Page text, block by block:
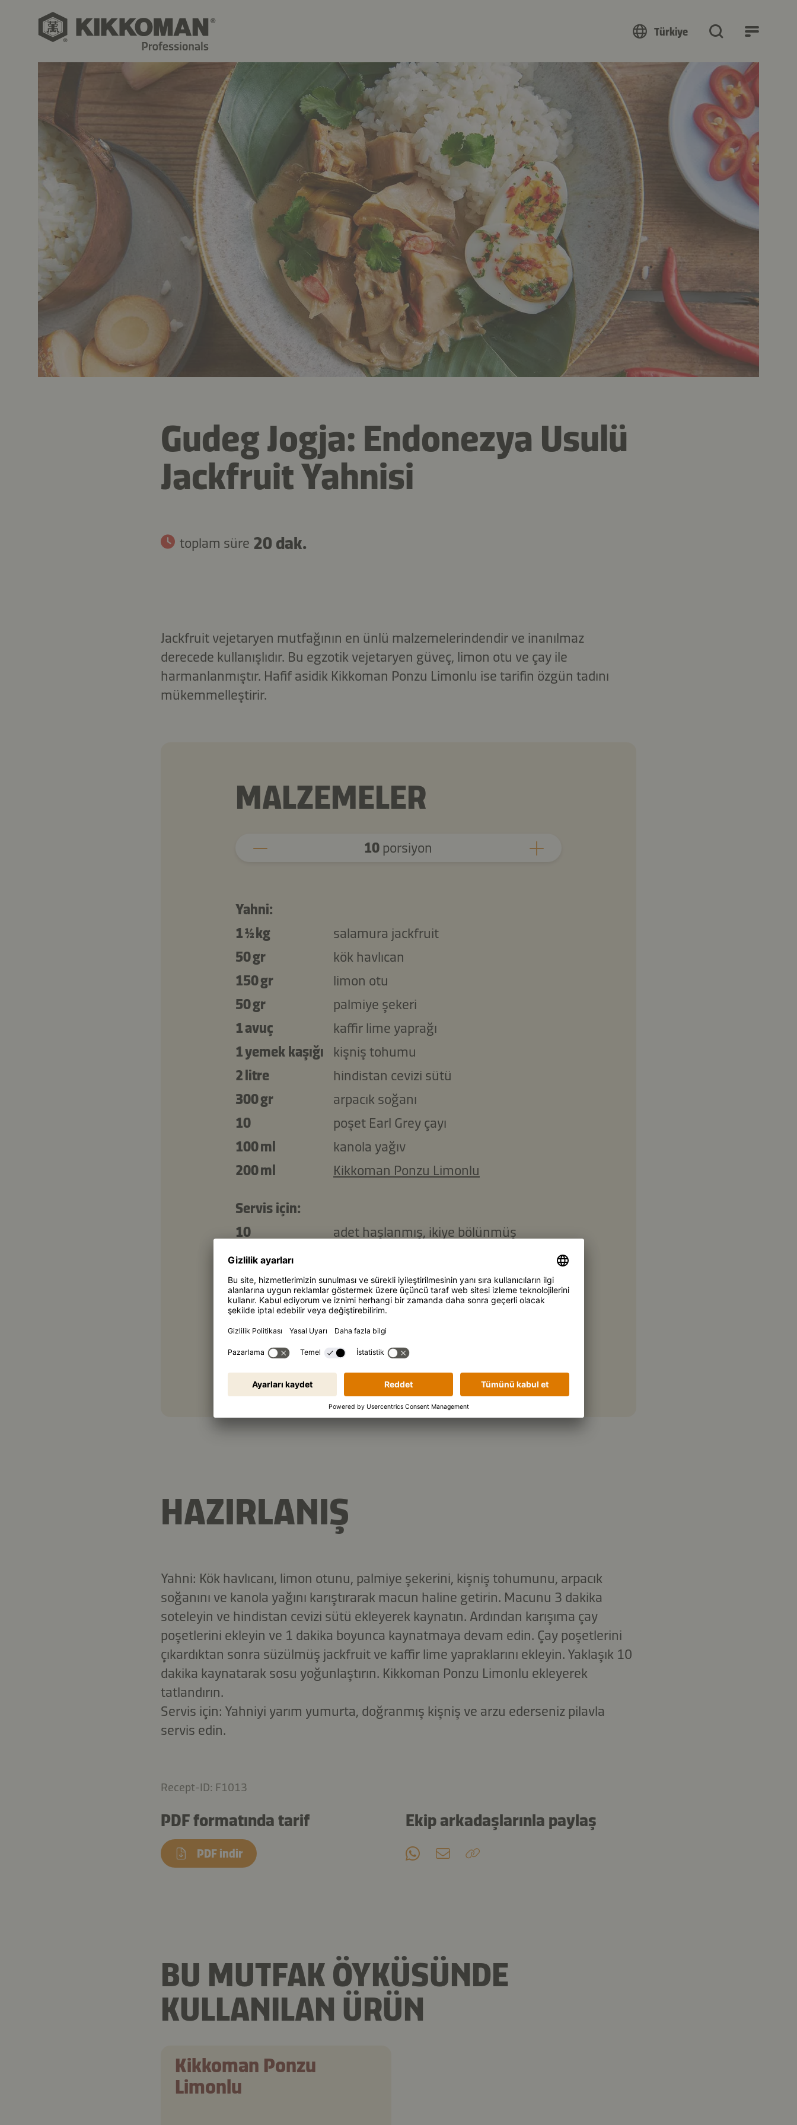
Türkiye
Gudeg Jogja: Endonezya Usulü
Jackfruit Yahnisi
toplam süre 20 dak.
Jackfruit vejetaryen mutfağının en ünlü malzemelerindendir ve inanılmaz
derecede kullanışlıdır. Bu egzotik vejetaryen güveç, limon otu ve çay ile
harmanlanmıştır. Hafif asidik Kikkoman Ponzu Limonlu ise tarifin özgün tadını
mükemmelleştirir.
MALZEMELER
10 porsiyon
Yahni:
1 ½ kg
salamura jackfruit
50 gr
kök havlıcan
150 gr
limon otu
50 gr
palmiye şekeri
1 avuç
kaffir lime yaprağı
1 yemek kaşığı
kişniş tohumu
2 litre
hindistan cevizi sütü
300 gr
arpacık soğanı
10
poşet Earl Grey çayı
100 ml
kanola yağıv
200 ml
Kikkoman Ponzu Limonlu
Servis için:
10
adet haşlanmış, ikiye bölünmüş
4 tatlı kaşığı
doğranmış taze kişniş
Tercihe bağlı: pilav
HAZIRLANIŞ
Yahni: Kök havlıcanı, limon otunu, palmiye şekerini, kişniş tohumunu, arpacık
soğanını ve kanola yağını karıştırarak macun haline getirin. Macunu 3 dakika
soteleyin ve hindistan cevizi sütü ekleyerek kaynatın. Ardından karışıma çay
poşetlerini ekleyin ve 1 dakika boyunca kaynatmaya devam edin. Çay poşetlerini
çıkardıktan sonra süzülmüş jackfruit ve kaffir lime yapraklarını ekleyin. Yaklaşık 10
dakika kaynatarak sosu yoğunlaştırın. Kikkoman Ponzu Limonlu ekleyerek
tatlandırın.
Servis için: Yahniyi yarım yumurta, doğranmış kişniş ve arzu ederseniz pilavla
servis edin.
Recept-ID: F1013
PDF formatında tarif
PDF indir
Ekip arkadaşlarınla paylaş
BU MUTFAK ÖYKÜSÜNDE
KULLANILAN ÜRÜN
Kikkoman Ponzu
Limonlu